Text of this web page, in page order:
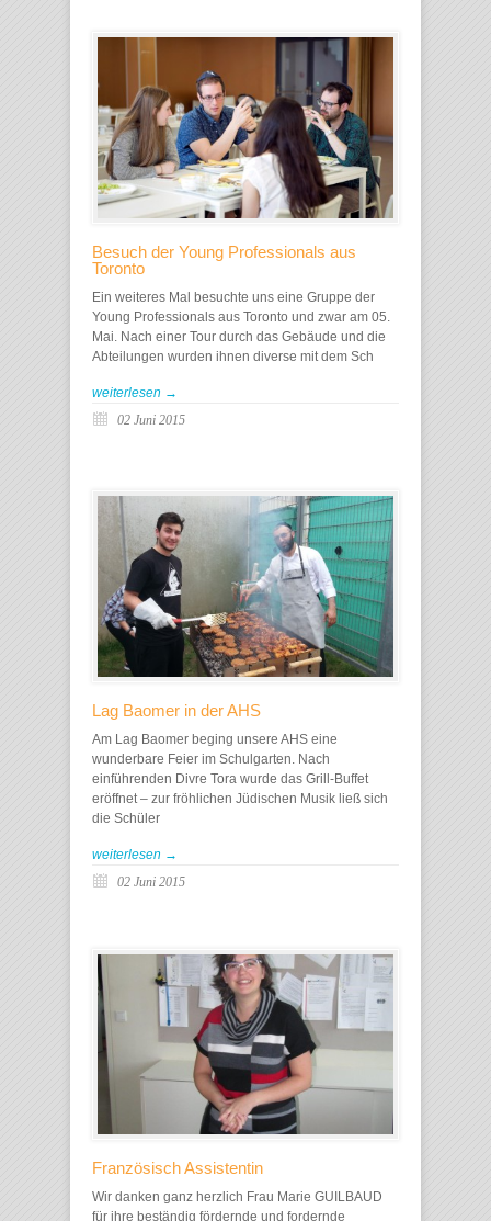
Besuch der Young Professionals aus
Toronto
Ein weiteres Mal besuchte uns eine Gruppe der
Young Professionals aus Toronto und zwar am 05.
Mai. Nach einer Tour durch das Gebäude und die
Abteilungen wurden ihnen diverse mit dem Sch
weiterlesen →
02 Juni 2015
Lag Baomer in der AHS
Am Lag Baomer beging unsere AHS eine
wunderbare Feier im Schulgarten. Nach
einführenden Divre Tora wurde das Grill-Buffet
eröffnet – zur fröhlichen Jüdischen Musik ließ sich
die Schüler
weiterlesen →
02 Juni 2015
Französisch Assistentin
Wir danken ganz herzlich Frau Marie GUILBAUD
für ihre beständig fördernde und fordernde